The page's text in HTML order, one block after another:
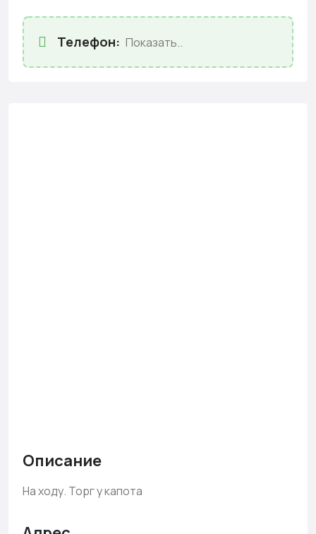
Телефон: Показать..
Описание
На ходу. Торг у капота